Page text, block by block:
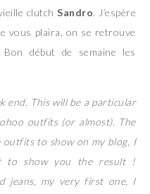
clutch Sandro. J’espère
vous plaira, on se retrouve
début de semaine les
end. This will be a particular
outfits (or almost). The
outfits to show on my blog, I
to show you the result !
jeans, my very first one, I